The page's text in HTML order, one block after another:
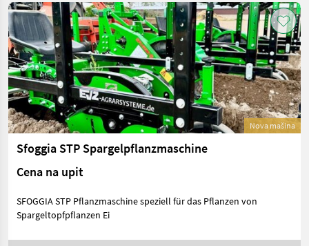
Nova mašina
Sfoggia STP Spargelpflanzmaschine
Cena na upit
SFOGGIA STP Pflanzmaschine speziell für das Pflanzen von
Spargeltopfpflanzen Ei